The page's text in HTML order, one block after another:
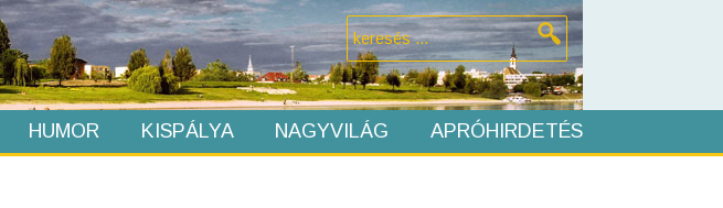
HUMOR KISPÁLYA NAGYVILÁG APRÓHIRDETÉS